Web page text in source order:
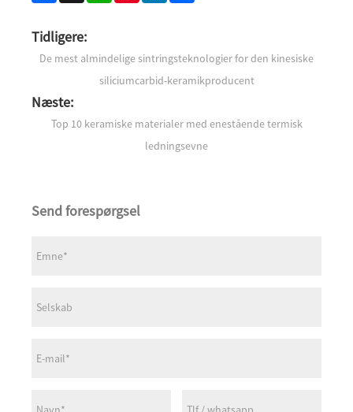
Tidligere:
De mest almindelige sintringsteknologier for den kinesiske
siliciumcarbid-keramikproducent
Næste:
Top 10 keramiske materialer med enestående termisk
ledningsevne
Send forespørgsel